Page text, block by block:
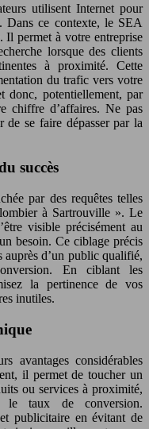
utilisent Internet pour
Dans ce contexte, le SEA
Il permet à votre entreprise
lorsque des clients
à proximité. Cette
du trafic vers votre
donc, potentiellement, par
chiffre d’affaires. Ne pas
de se faire dépasser par la
succès
par des requêtes telles
à Sartrouville ». Le
visible précisément au
besoin. Ce ciblage précis
auprès d’un public qualifié,
En ciblant les
la pertinence de vos
inutiles.
avantages considérables
il permet de toucher un
ou services à proximité,
le taux de conversion.
publicitaire en évitant de